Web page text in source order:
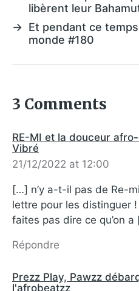
libèrent leur
→ Et pendant ce
monde #180
3 Comments
RE-MI et la douceur
Vibré
21/12/2022 at 12:00
[…] n’y a-t-il pas de Re-
lettre pour les distinguer
faites pas dire ce qu’on
Répondre
Prezz Play, Pawzz
l'afrobeatzz